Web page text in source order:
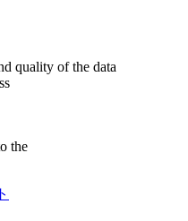
quality of the data
the